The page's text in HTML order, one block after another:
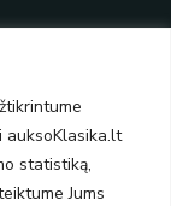
auksoKlasika.lt
statistiką,
Jums